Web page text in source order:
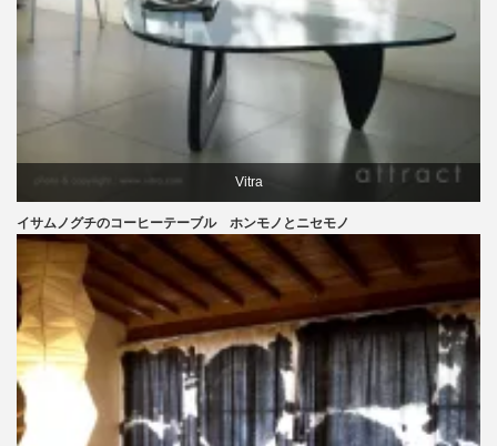
Vitra
イサムノグチ
テーブル
イサムノグチのコーヒーテーブル ホンモノとニセモノ